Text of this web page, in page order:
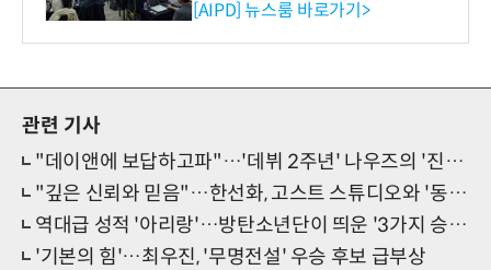
재산처 1호 AI IP데이터분석
[AIPD] 뉴스룸 바로가기>
관련 기사
"데이앤에 보답하고파"…'데뷔 2주년' 나우즈의 '진심' [일문일답]
"깊은 신뢰와 믿음"…한선화, 고스트 스튜디오와 '동행'
역대급 성적 '아리랑'…방탄소년단이 띄운 '3가지 승부수'
'기본의 힘'…최우진, '무명전설' 우승 후보 급부상